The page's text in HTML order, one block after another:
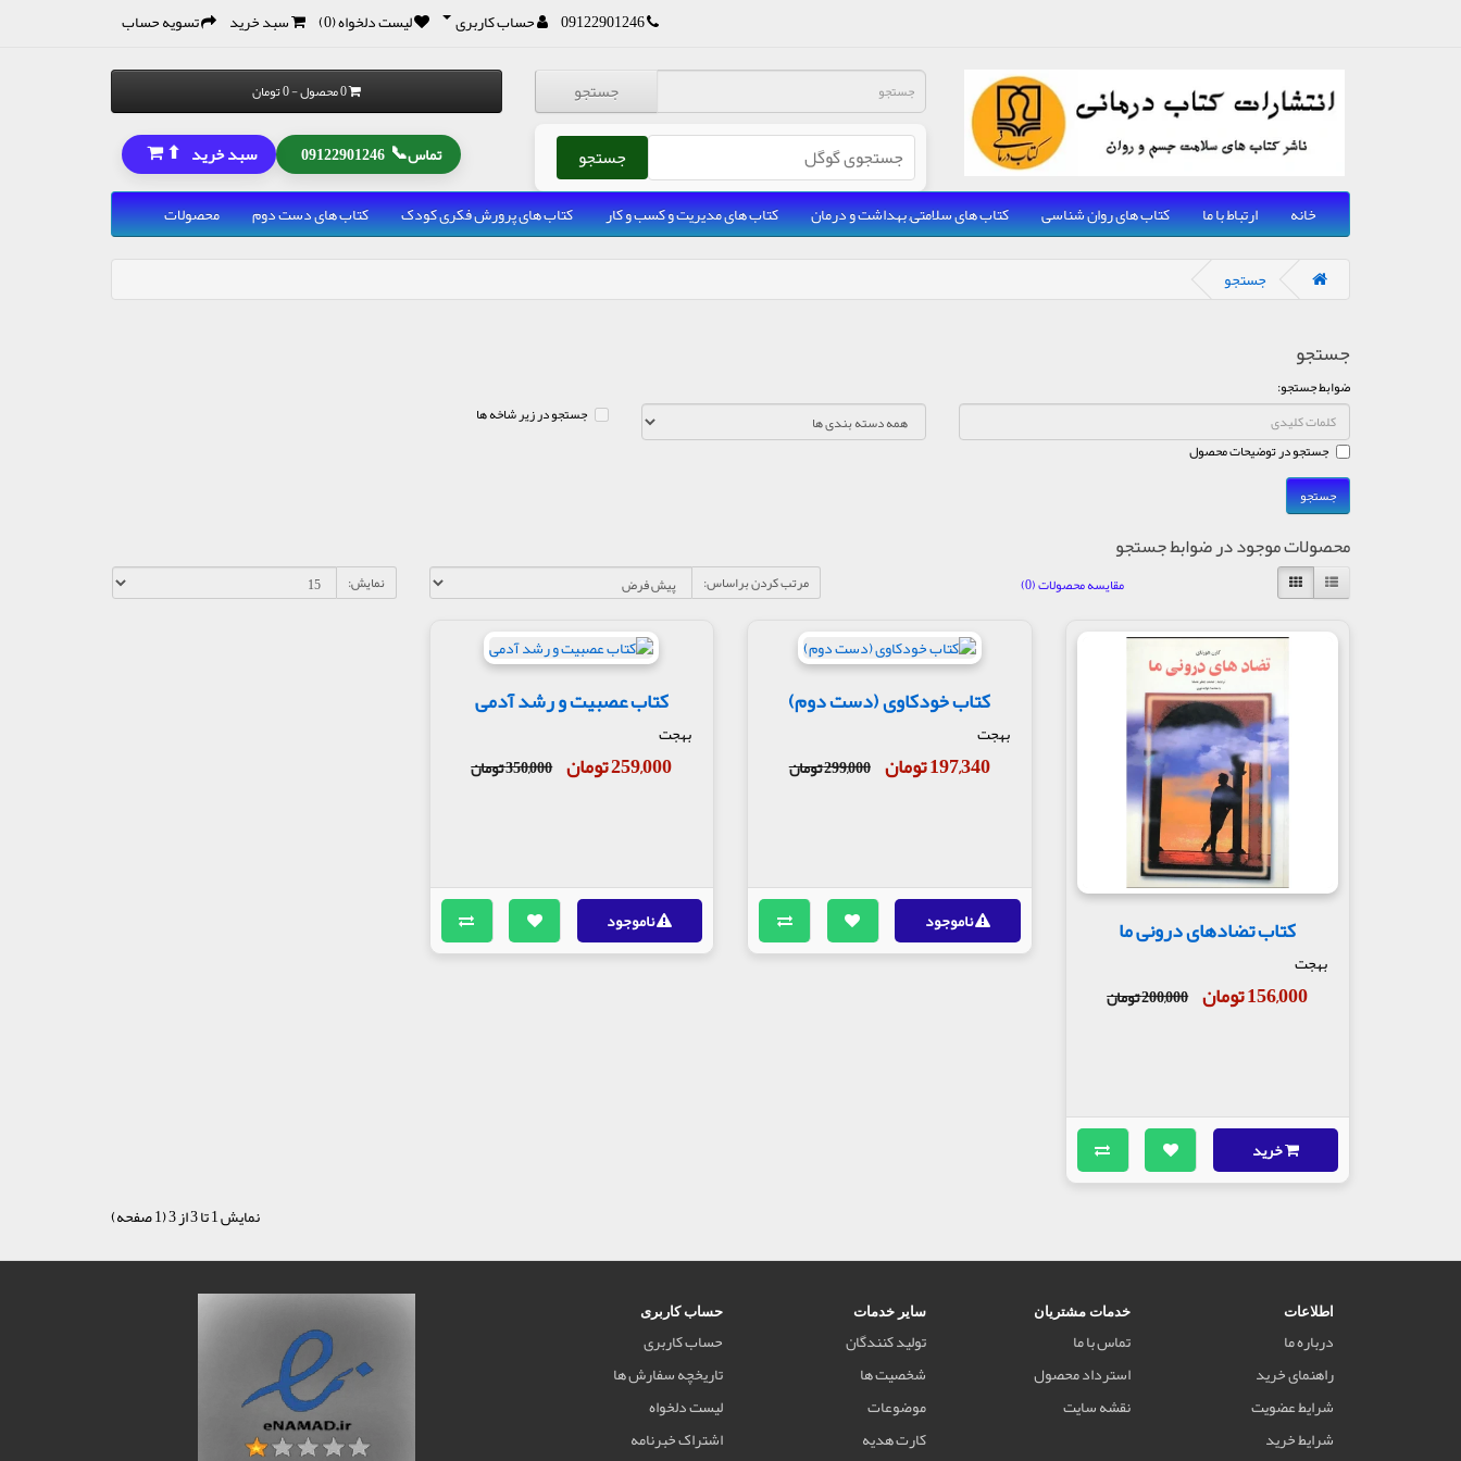
09122901246 حساب کاربری لیست دلخواه (0) سبد خرید تسویه حساب
جستجو
جستجو
0 محصول - 0 تومان
تماس📞
09122901246 سبد خرید ⬆
خانه ارتباط با ما کتاب های روان شناسی کتاب های سلامتی, بهداشت و درمان کتاب های مدیریت و کسب و کار کتاب های پرورش فکری کودک کتاب های دست دوم محصولات
جستجو
جستجو
ضوابط جستجو:
جستجو در زیر شاخه ها
جستجو در توضیحات محصول
محصولات موجود در ضوابط جستجو
مقایسه محصولات (0) مرتب کردن براساس: نمایش:
کتاب تضادهای درونی ما
بهجت
156,000 تومان 200,000 تومان
خرید
کتاب خودکاوی (دست دوم)
بهجت
197,340 تومان 299,000 تومان
ناموجود
کتاب عصبیت و رشد آدمی
بهجت
259,000 تومان 350,000 تومان
ناموجود
نمایش 1 تا 3 از 3 (1 صفحه)
اطلاعات
درباره ما
راهنمای خرید
شرایط عضویت
شرایط خرید
خدمات مشتریان
تماس با ما
استرداد محصول
نقشه سایت
سایر خدمات
تولید کنندگان
شخصیت ها
موضوعات
کارت هدیه
حساب کاربری
حساب کاربری
تاریخچه سفارش ها
لیست دلخواه
اشتراک خبرنامه